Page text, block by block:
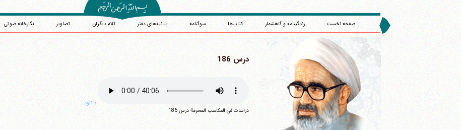
صفحه نخست زندگینامه و گاهشمار کتاب‌ها سوگنامه بیانیه‌های دفتر کلام دیگران تصاویر نگارخانه صوتی
درس 186
دانلود
دراسات فی المکاسب المحرمة درس 186